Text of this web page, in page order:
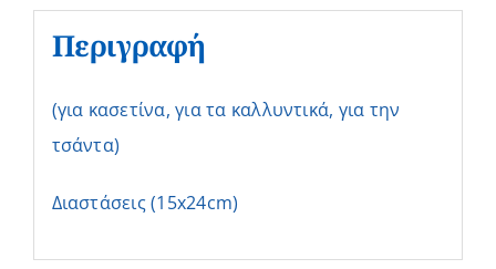
Περιγραφή
(για κασετίνα, για τα καλλυντικά, για την
τσάντα)
Διαστάσεις (15x24cm)